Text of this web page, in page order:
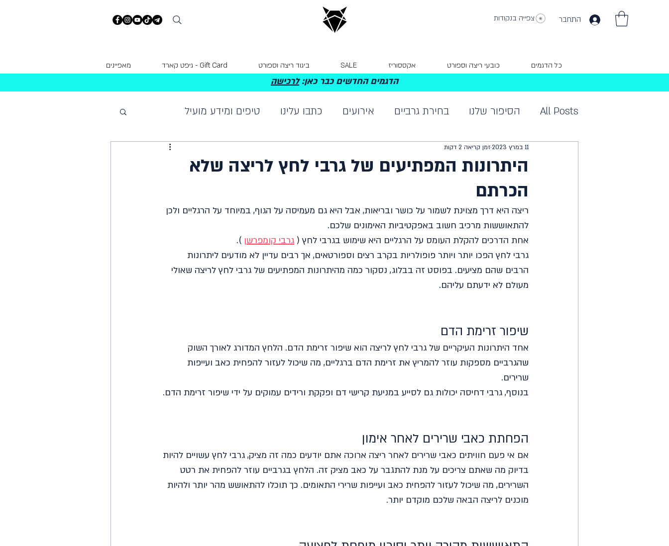
התחבר צפייה בנקודות
כל הדגמים כובעי ריצה וספורט אקססוריז SALE ביגוד ריצה וספורט Gift Card - גיפט קארד מאפיינים
הדגמים החדשים כבר כאן:לרכישה
All Posts הסיפור שלנו בחירת גרביים אירועים כתבו עלינו טיפים ומידע מועיל
היתרונות המפתיעים של גרבי לחץ לריצה שלא
הכרתם
11 במרץ 2023 זמן קריאה 2 דקות
ריצה היא דרך מצוינת לשמור על כושר ובריאות, אבל היא גם מעמיסה על הגוף, במיוחד על הרגליים ולכן
להתאוששות מרכיב חשוב באפקטיביות האימונים שלכם.
אחת הדרכים להקלת העומס על הרגליים היא שימוש בגרבי לחץ ( גרבי קומפרשן ).
גרבי לחץ הפכו יותר ויותר פופולריות בקרב רצים וספורטאים, אך רבים עדיין לא מודעים ליתרונות
הרבים שהם מציעים. בפוסט זה בבלוג, נסקור כמה מהיתרונות המפתיעים של גרבי לחץ לריצה שאולי
מעולם לא ידעתם עליהם.
שיפור זרימת הדם
אחד היתרונות העיקריים של גרבי לחץ לריצה הוא שיפור זרימת הדם. הלחץ המדורג לאורך השוק
שהגרביים מספקות עוזר להמריץ את זרימת הדם ברגליים, מה שיכול לעזור להפחית כאב ועייפות
שרירים.
בנוסף, גרבי דחיסה יכולות גם לסייע במניעת קרישי דם ופקקת ורידים עמוקים על ידי שיפור זרימת הדם.
הפחתת כאבי שרירים לאחר אימון
אם אי פעם חוויתים כאבי שרירים לאחר ריצה ארוכה אתם יודעים כמה זה מציק, גרבי לחץ עשויים להיות
בדיוק מה שאתם צריכים על מנת להתגבר על כאב מציק זה. הלחץ בגרביים עוזר להפחית את רטט
השרירים, מה שיכול לעזור להפחית כאב ועייפות שרירי התאומים. כך תוכלו להתאושש מהר יותר ולהיות
מוכנים לריצה הבאה שלכם מוקדם יותר.